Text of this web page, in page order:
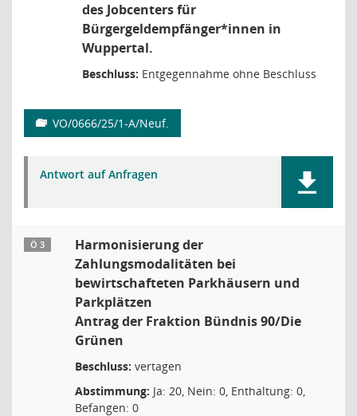
des Jobcenters für
Bürgergeldempfänger*innen in
Wuppertal.
Beschluss: Entgegennahme ohne Beschluss
VO/0666/25/1-A/Neuf.
Antwort auf Anfragen
Ö 3
Harmonisierung der
Zahlungsmodalitäten bei
bewirtschafteten Parkhäusern und
Parkplätzen
Antrag der Fraktion Bündnis 90/Die
Grünen
Beschluss: vertagen
Abstimmung: Ja: 20, Nein: 0, Enthaltung: 0,
Befangen: 0